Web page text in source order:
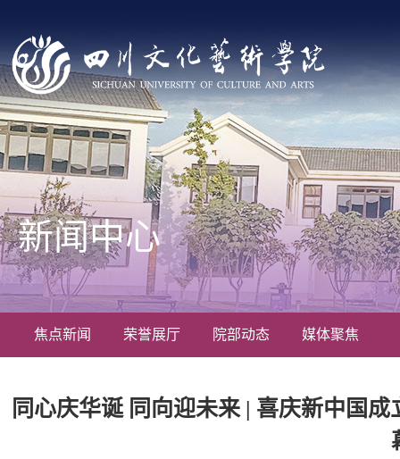
焦点新闻 荣誉展厅 院部动态 媒体聚焦
新闻中心
同心庆华诞 同向迎未来 | 喜庆新中国